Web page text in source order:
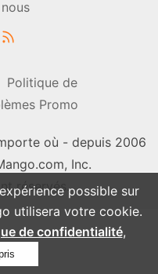
possible sur
utilisera votre cookie.
de confidentialité,
Politique de
Promo
où - depuis 2006
Inc.
réservés.